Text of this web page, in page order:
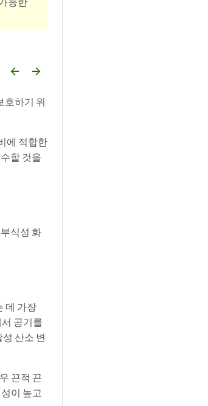
arrow_backward arrow_forward
호하기 위
에 적합한
할 것을
식성 화
데 가장
공기를
산소 변
끈적 끈
이 높고